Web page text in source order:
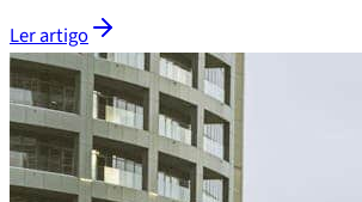
Ler artigo